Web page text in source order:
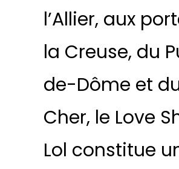
l’Allier, aux
la Creuse, du
de-Dôme et
Cher, le Love
Lol constitue